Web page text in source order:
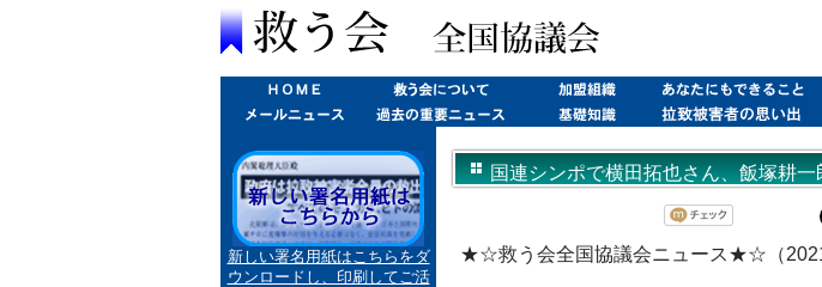
新しい署名用紙はこちらをダ
ウンロードし、印刷してご活
国連シンポで横田拓也さん、飯塚耕
★☆救う会全国協議会ニュース★☆（